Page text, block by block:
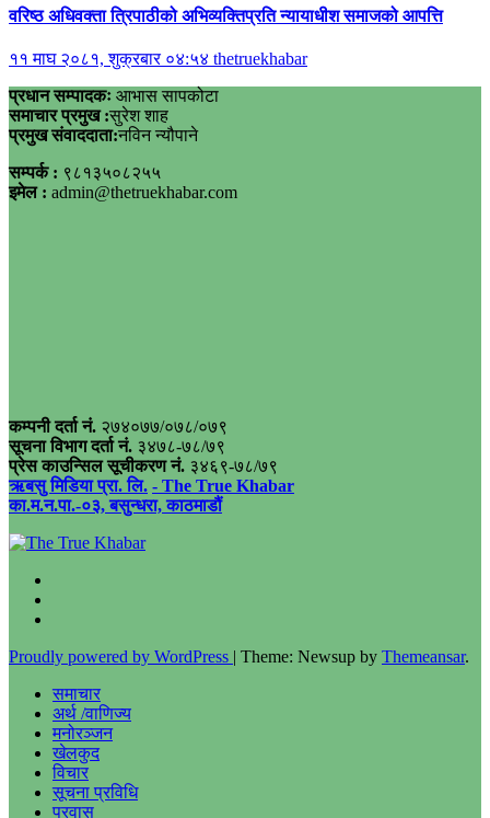
वरिष्ठ अधिवक्ता त्रिपाठीको अभिव्यक्तिप्रति न्यायाधीश समाजको आपत्ति
११ माघ २०८१, शुक्रबार ०४:५४ thetruekhabar
प्रधान सम्पादकः आभास सापकोटा
समाचार प्रमुख :सुरेश शाह
प्रमुख संवाददाता:नविन न्यौपाने
सम्पर्क : ९८१३५०८२५५
इमेल : admin@thetruekhabar.com
कम्पनी दर्ता नं. २७४०७७/०७८/०७९
सूचना विभाग दर्ता नं. ३४७८-७८/७९
प्रेस काउन्सिल सूचीकरण नं. ३४६९-७८/७९
ऋबसु मिडिया प्रा. लि. - The True Khabar
का.म.न.पा.-०३, बसुन्धरा, काठमाडौं
Proudly powered by WordPress | Theme: Newsup by Themeansar.
समाचार
अर्थ /वाणिज्य
मनोरञ्जन
खेलकुद
विचार
सूचना प्रविधि
प्रवास